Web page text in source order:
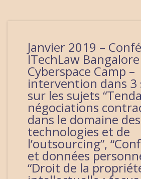
Janvier 2019 –
ITechLaw
Cyberspace Camp –
intervention dans 3
sur les sujets
négociations
dans le domaine des
technologies et de
l’outsourcing”,
et données
“Droit de la